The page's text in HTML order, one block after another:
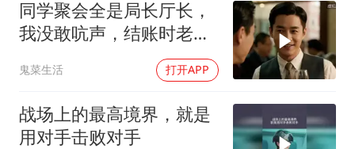
同学聚会全是局长厅长，
我没敢吭声，结账时老板
鬼菜生活 打开APP
战场上的最高境界，就是
用对手击败对手